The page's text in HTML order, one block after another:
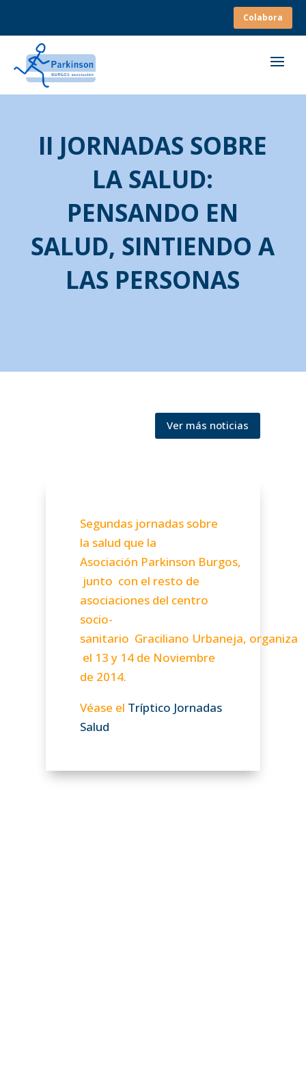
Colabora
II JORNADAS SOBRE
LA SALUD:
PENSANDO EN
SALUD, SINTIENDO A
LAS PERSONAS
Ver más noticias
Segundas jornadas sobre
la salud que la
Asociación Parkinson Burgos,
junto con el resto de
asociaciones del centro
socio-
sanitario Graciliano Urbaneja, organiza
el 13 y 14 de Noviembre
de 2014.
Véase el Tríptico Jornadas
Salud